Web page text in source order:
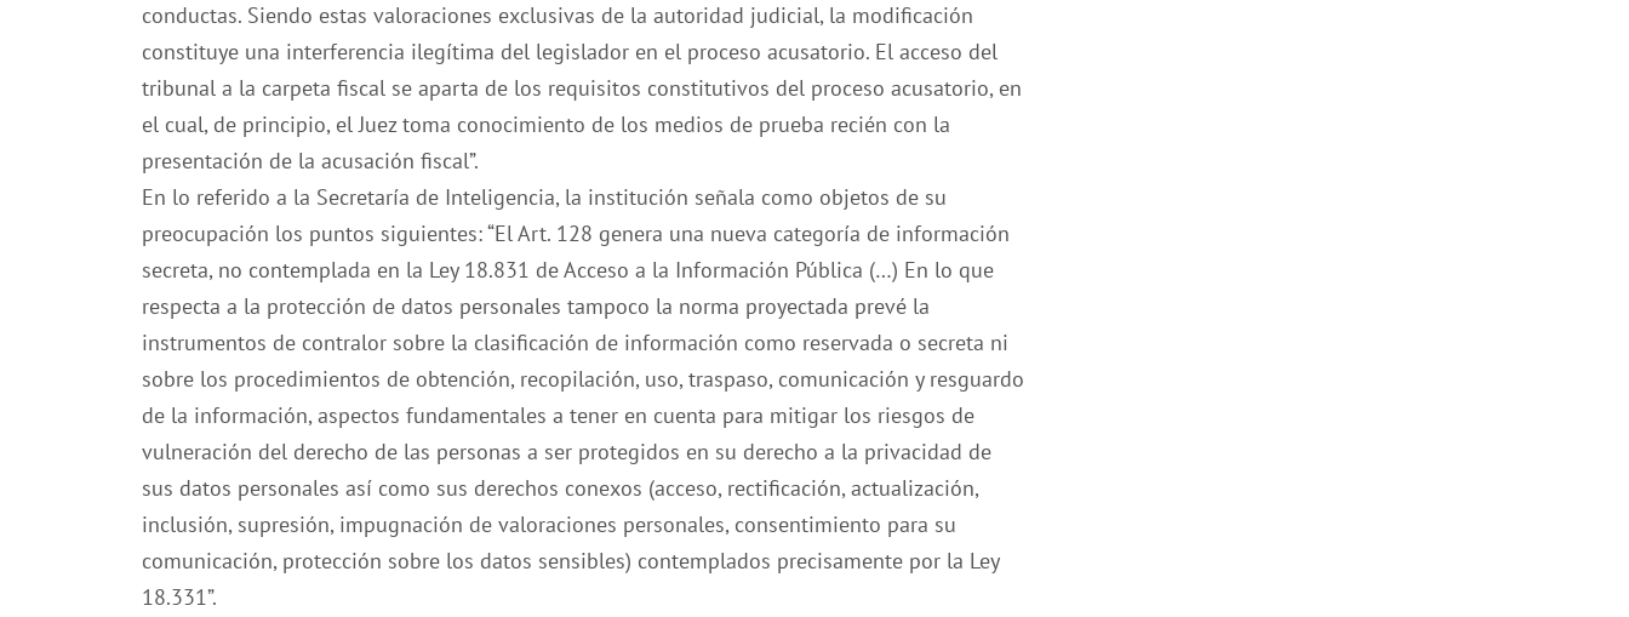
conductas. Siendo estas valoraciones exclusivas de la autoridad judicial, la modificación
constituye una interferencia ilegítima del legislador en el proceso acusatorio. El acceso del
tribunal a la carpeta fiscal se aparta de los requisitos constitutivos del proceso acusatorio, en
el cual, de principio, el Juez toma conocimiento de los medios de prueba recién con la
presentación de la acusación fiscal”.
En lo referido a la Secretaría de Inteligencia, la institución señala como objetos de su
preocupación los puntos siguientes: “El Art. 128 genera una nueva categoría de información
secreta, no contemplada en la Ley 18.831 de Acceso a la Información Pública (…) En lo que
respecta a la protección de datos personales tampoco la norma proyectada prevé la
instrumentos de contralor sobre la clasificación de información como reservada o secreta ni
sobre los procedimientos de obtención, recopilación, uso, traspaso, comunicación y resguardo
de la información, aspectos fundamentales a tener en cuenta para mitigar los riesgos de
vulneración del derecho de las personas a ser protegidos en su derecho a la privacidad de
sus datos personales así como sus derechos conexos (acceso, rectificación, actualización,
inclusión, supresión, impugnación de valoraciones personales, consentimiento para su
comunicación, protección sobre los datos sensibles) contemplados precisamente por la Ley
18.331”.